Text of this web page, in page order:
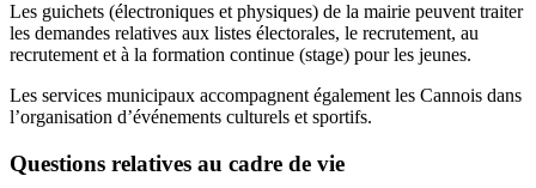
Les guichets (électroniques et physiques) de la mairie peuvent traiter
les demandes relatives aux listes électorales, le recrutement, au
recrutement et à la formation continue (stage) pour les jeunes.
Les services municipaux accompagnent également les Cannois dans
l’organisation d’événements culturels et sportifs.
Questions relatives au cadre de vie